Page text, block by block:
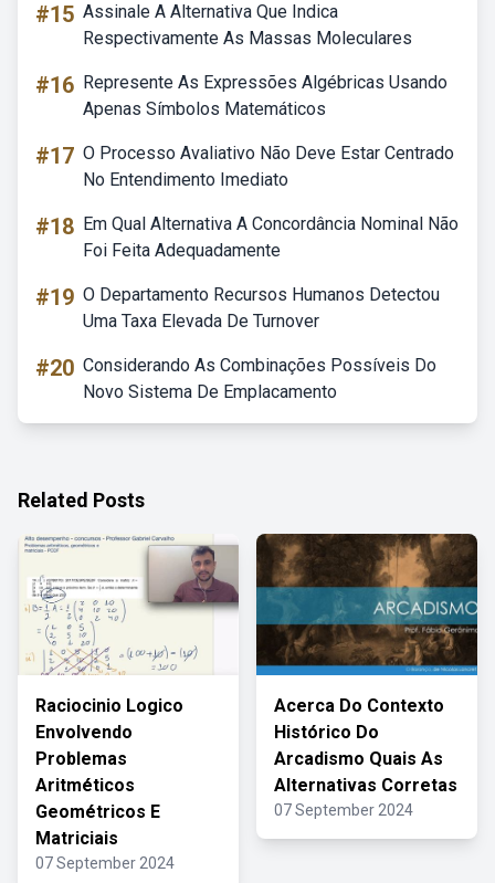
#15 Assinale A Alternativa Que Indica
Respectivamente As Massas Moleculares
#16 Represente As Expressões Algébricas Usando
Apenas Símbolos Matemáticos
#17 O Processo Avaliativo Não Deve Estar Centrado
No Entendimento Imediato
#18 Em Qual Alternativa A Concordância Nominal Não
Foi Feita Adequadamente
#19 O Departamento Recursos Humanos Detectou
Uma Taxa Elevada De Turnover
#20 Considerando As Combinações Possíveis Do
Novo Sistema De Emplacamento
Related Posts
Raciocinio Logico
Envolvendo
Problemas
Aritméticos
Geométricos E
Matriciais
07 September 2024
Acerca Do Contexto
Histórico Do
Arcadismo Quais As
Alternativas Corretas
07 September 2024